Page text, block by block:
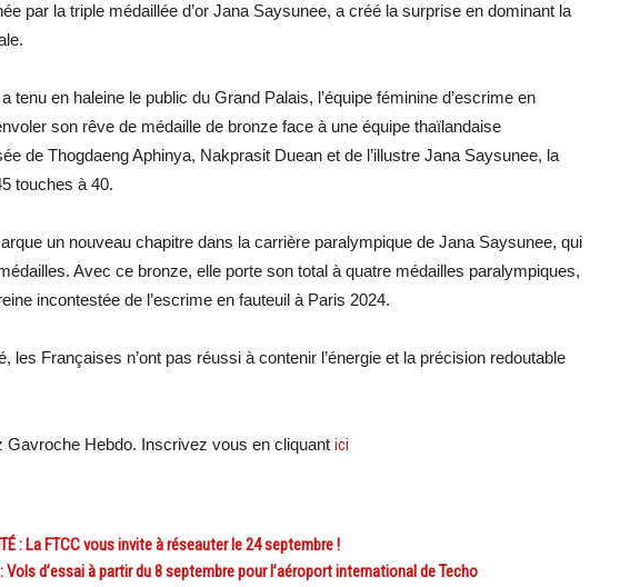
par la triple médaillée d’or Jana Saysunee, a créé la surprise en dominant la
tenu en haleine le public du Grand Palais, l’équipe féminine d’escrime en
son rêve de médaille de bronze face à une équipe thaïlandaise
de Thogdaeng Aphinya, Nakprasit Duean et de l’illustre Jana Saysunee, la
touches à 40.
un nouveau chapitre dans la carrière paralympique de Jana Saysunee, qui
Avec ce bronze, elle porte son total à quatre médailles paralympiques,
incontestée de l’escrime en fauteuil à Paris 2024.
les Françaises n’ont pas réussi à contenir l’énergie et la précision redoutable
Gavroche Hebdo. Inscrivez vous en cliquant ici
: La FTCC vous invite à réseauter le 24 septembre !
: Vols d’essai à partir du 8 septembre pour l’aéroport international de Techo